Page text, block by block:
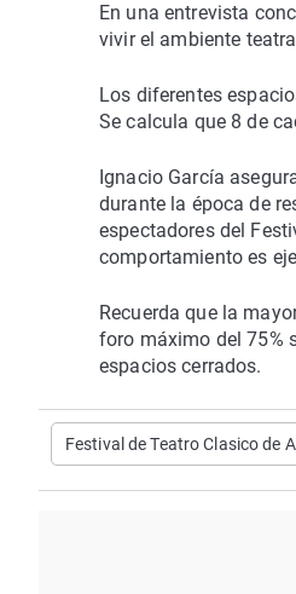
En una entrevista
vivir el ambiente
Los diferentes
Se calcula que 8 de
Ignacio García
durante la época de
espectadores del
comportamiento es
Recuerda que la
foro máximo del 75%
espacios cerrados.
Festival de Teatro Clasico de